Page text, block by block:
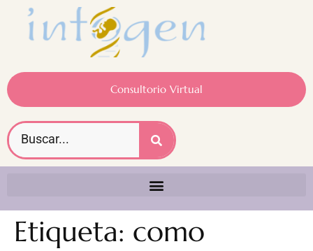
Consultorio Virtual
Etiqueta: como